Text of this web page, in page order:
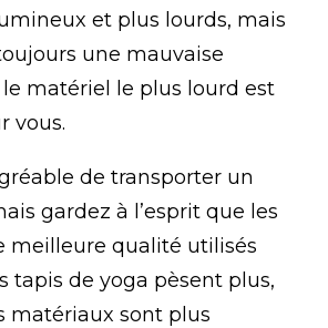
et plus lourds, mais
une mauvaise
matériel le plus lourd est
vous.
de transporter un
gardez à l’esprit que les
meilleure qualité utilisés
tapis de yoga pèsent plus,
matériaux sont plus